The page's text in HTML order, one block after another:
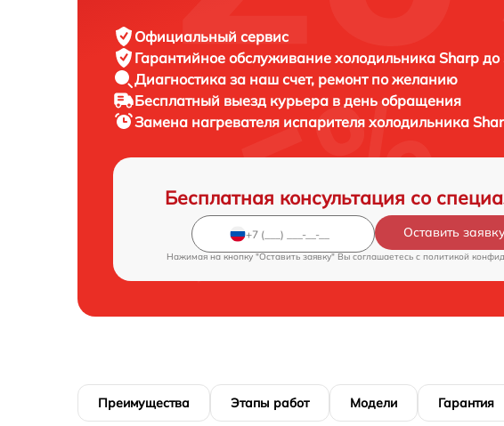
Официальный сервис
Гарантийное обслуживание холодильника Sharp до
Диагностика за наш счет, ремонт по желанию
Бесплатный выезд курьера в день обращения
Замена нагревателя испарителя холодильника
Бесплатная консультация со
Оставить
Нажимая на кнопку "Оставить заявку" Вы соглашаетесь c политикой
Преимущества Этапы работ Модели Гарантия